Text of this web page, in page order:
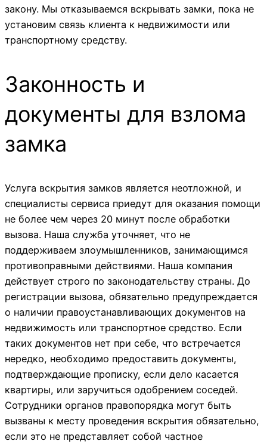
закону. Мы отказываемся вскрывать замки, пока не
установим связь клиента к недвижимости или
транспортному средству.
Законность и
документы для взлома
замка
Услуга вскрытия замков является неотложной, и
специалисты сервиса приедут для оказания помощи
не более чем через 20 минут после обработки
вызова. Наша служба уточняет, что не
поддерживаем злоумышленников, занимающимся
противоправными действиями. Наша компания
действует строго по законодательству страны. До
регистрации вызова, обязательно предупреждается
о наличии правоустанавливающих документов на
недвижимость или транспортное средство. Если
таких документов нет при себе, что встречается
нередко, необходимо предоставить документы,
подтверждающие прописку, если дело касается
квартиры, или заручиться одобрением соседей.
Сотрудники органов правопорядка могут быть
вызваны к месту проведения вскрытия обязательно,
если это не представляет собой частное